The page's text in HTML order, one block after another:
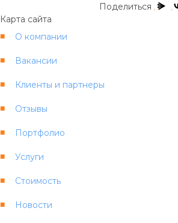
Поделиться
Карта сайта
О компании
Вакансии
Клиенты и партнеры
Отзывы
Портфолио
Услуги
Стоимость
Новости